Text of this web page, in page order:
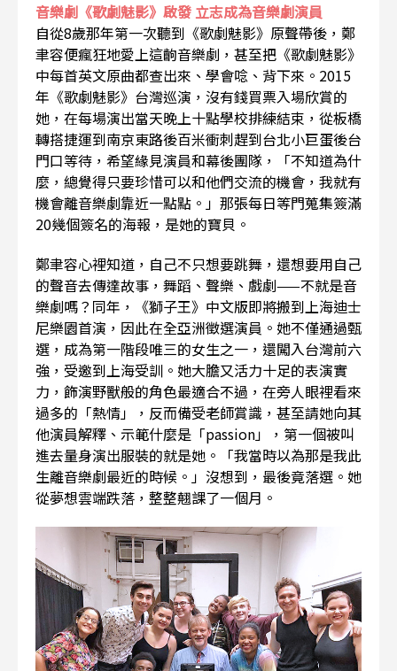
音樂劇《歌劇魅影》啟發 立志成為音樂劇演員
自從8歲那年第一次聽到《歌劇魅影》原聲帶後，鄭
聿容便瘋狂地愛上這齣音樂劇，甚至把《歌劇魅影》
中每首英文原曲都查出來、學會唸、背下來。2015
年《歌劇魅影》台灣巡演，沒有錢買票入場欣賞的
她，在每場演出當天晚上十點學校排練結束，從板橋
轉搭捷運到南京東路後百米衝刺趕到台北小巨蛋後台
門口等待，希望緣見演員和幕後團隊，「不知道為什
麼，總覺得只要珍惜可以和他們交流的機會，我就有
機會離音樂劇靠近一點點。」那張每日等門蒐集簽滿
20幾個簽名的海報，是她的寶貝。
鄭聿容心裡知道，自己不只想要跳舞，還想要用自己
的聲音去傳達故事，舞蹈、聲樂、戲劇——不就是音
樂劇嗎？同年，《獅子王》中文版即將搬到上海迪士
尼樂園首演，因此在全亞洲徵選演員。她不僅通過甄
選，成為第一階段唯三的女生之一，還闖入台灣前六
強，受邀到上海受訓。她大膽又活力十足的表演實
力，飾演野獸般的角色最適合不過，在旁人眼裡看來
過多的「熱情」，反而備受老師賞識，甚至請她向其
他演員解釋、示範什麼是「passion」，第一個被叫
進去量身演出服裝的就是她。「我當時以為那是我此
生離音樂劇最近的時候。」沒想到，最後竟落選。她
從夢想雲端跌落，整整翹課了一個月。